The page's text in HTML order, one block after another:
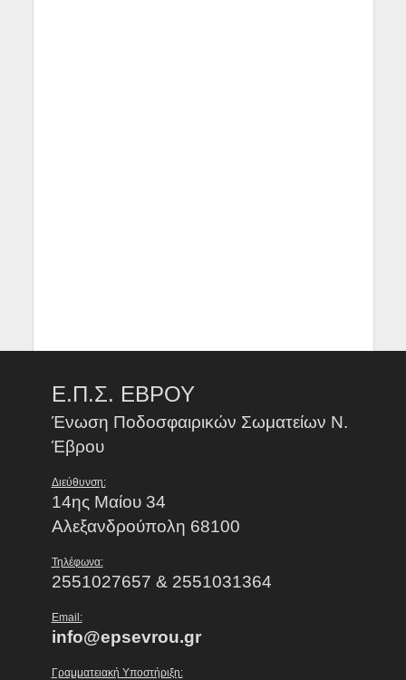
Ε.Π.Σ. ΕΒΡΟΥ
Ένωση Ποδοσφαιρικών Σωματείων Ν.
Έβρου
Διεύθυνση:
14ης Μαίου 34
Αλεξανδρούπολη 68100
Τηλέφωνα:
2551027657 & 2551031364
Email:
info@epsevrou.gr
Γραμματειακή Υποστήριξη: